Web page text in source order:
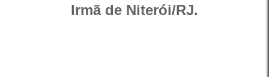
Irmã de Niterói/RJ.